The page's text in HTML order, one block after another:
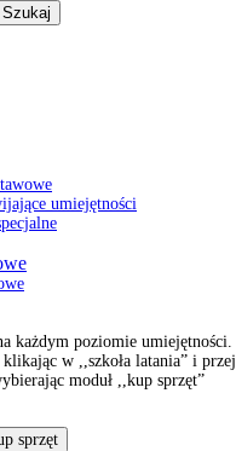
Szukaj
umiejętności
każdym poziomie umiejętności.
klikając w ,,szkoła latania” i
moduł ,,kup sprzęt”
sprzęt